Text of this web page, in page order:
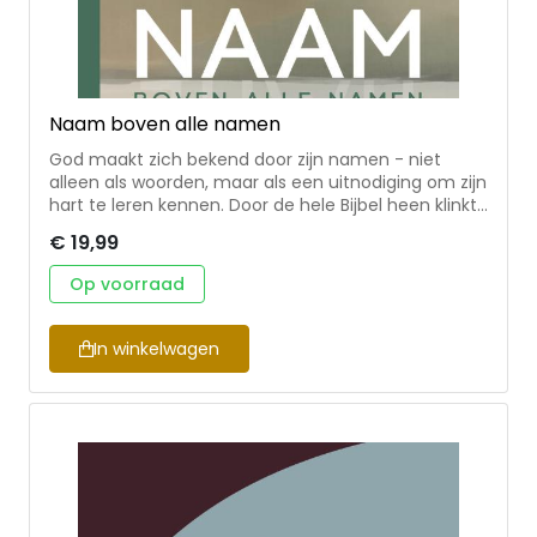
Naam boven alle namen
God maakt zich bekend door zijn namen - niet
alleen als woorden, maar als een uitnodiging om zijn
hart te leren kennen. Door de hele Bijbel heen klinkt
is. Dit boek neemt de lezer mee langs de
diepgaande betekenis van zijn Hebreeuwse namen,
hoe Jezus die zichtbaar maakte, en hoe die van
betekenis zijn in het alledaagse leven. Met
persoonlijke verwerkingsvragen. Een inspirerende
reis van verwondering, uitdaging en genade. Mooi
opgemaakt door Huis van Mijn. Annemieke van
Bochove (1979) is tekstschrijver en marketeer bij
verlangen om Gods hart zichtbaar te maken.
€ 19,99
Op voorraad
In winkelwagen